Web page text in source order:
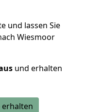
und lassen Sie
Wiesmoor
und erhalten
erhalten